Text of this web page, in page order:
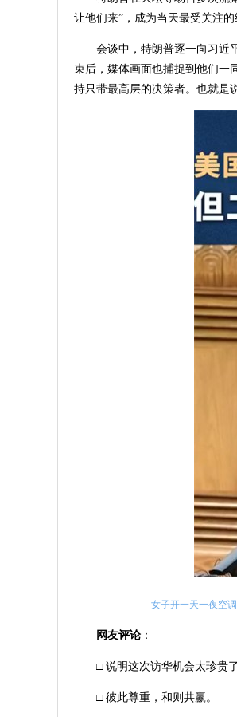
让他们来”，成为当天最受关注的
会谈中，特朗普逐一向习近
束后，媒体画面也捕捉到他们一
持只带最高层的决策者。也就是
女子开一天一夜空
网友评论 ：
□ 说明这次访华机会太珍贵了
□ 彼此尊重，和则共赢。